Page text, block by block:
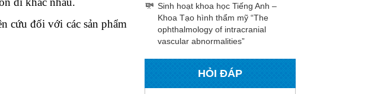
cứu đối với các sản phẩm
Sinh hoạt khoa học Tiếng Anh –
Khoa Tạo hình thẩm mỹ “The
ophthalmology of intracranial
vascular abnormalities”
HỎI ĐÁP